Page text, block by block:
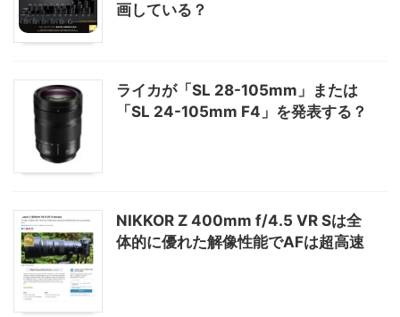
画している？
ライカが「SL 28-105mm」または
「SL 24-105mm F4」を発表する？
NIKKOR Z 400mm f/4.5 VR Sは全
体的に優れた解像性能でAFは超高速